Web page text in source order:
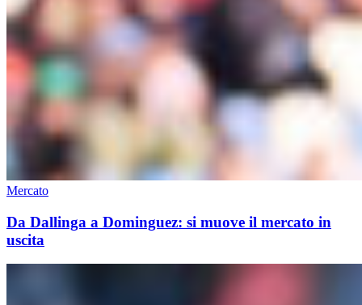
Mercato
Da Dallinga a Dominguez: si muove il mercato in
uscita